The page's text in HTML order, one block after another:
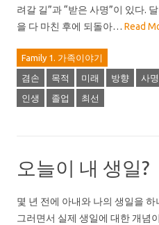
려갈 길”과 “받은 사명”이 있다.
을 다 마친 후에 되돌아… Read
Family 1. 가족이야기
겸손 목적 미래 방향 사명
인생 졸업 최선
오늘이 내 생일?
몇 년 전에 아내와 나의 생일을
그러면서 실제 생일에 대한 개념